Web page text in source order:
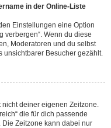
in der Online-Liste
Einstellungen eine Option
verbergen“. Wenn du diese
Moderatoren und du selbst
unsichtbarer Besucher gezählt.
deiner eigenen Zeitzone.
die für dich passende
Die Zeitzone kann dabei nur